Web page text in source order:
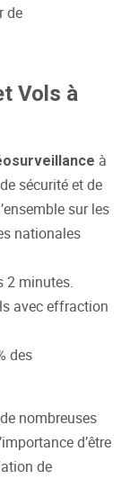
Vols à
à
sécurité et de
sur les
nationales
2 minutes.
avec effraction
des
nombreuses
d’être
de